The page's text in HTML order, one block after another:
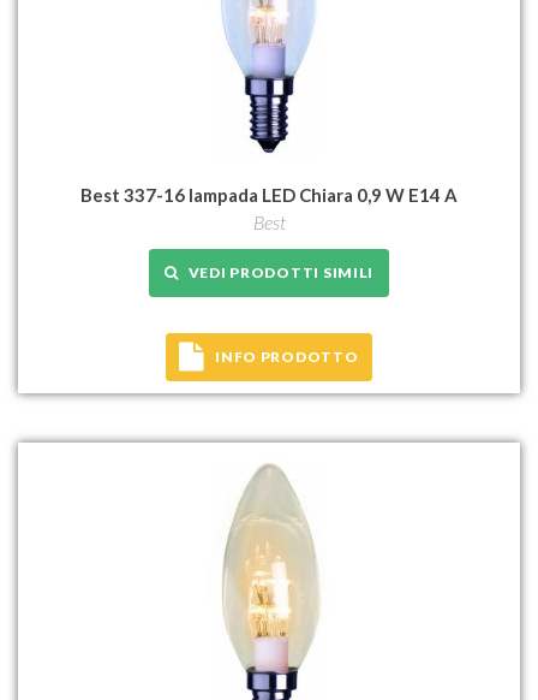
Best 337-16 lampada LED Chiara 0,9 W E14 A
Best
VEDI PRODOTTI SIMILI
INFO PRODOTTO